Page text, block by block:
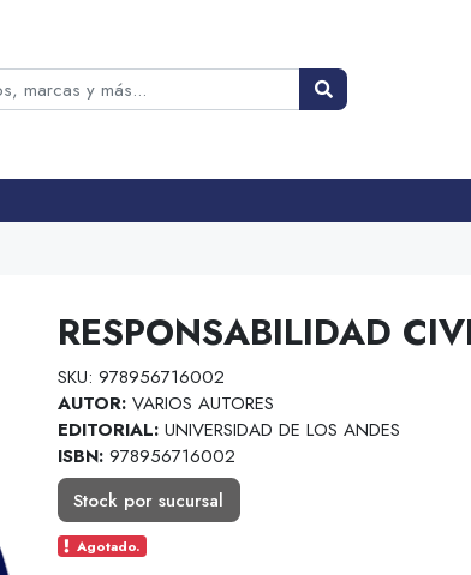
RESPONSABILIDAD
SKU: 978956716002
AUTOR: VARIOS AUTORES
EDITORIAL: UNIVERSIDAD DE LOS ANDES
ISBN: 978956716002
Stock por sucursal
Agotado.